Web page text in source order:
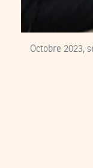
Octobre 2023,